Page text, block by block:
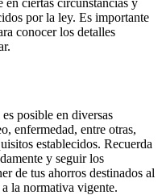
ciertas circunstancias y
por la ley. Es importante
conocer los detalles
posible en diversas
enfermedad, entre otras,
establecidos. Recuerda
y seguir los
de tus ahorros destinados al
la normativa vigente.